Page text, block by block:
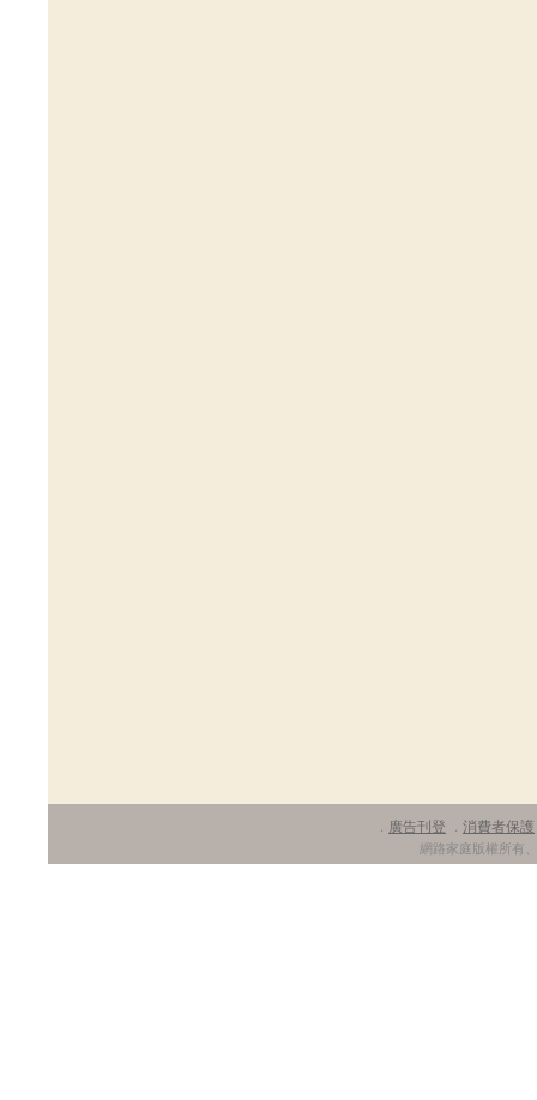
廣告刊登 消費者保護
網路家庭版權所有